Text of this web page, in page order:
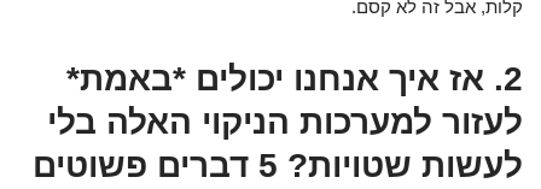
קלות, אבל זה לא קסם.
2. אז איך אנחנו יכולים *באמת*
לעזור למערכות הניקוי האלה בלי
לעשות שטויות? 5 דברים פשוטים